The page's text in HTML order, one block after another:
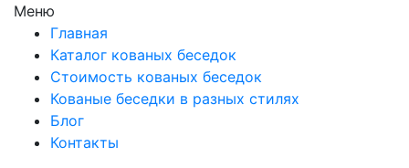
Меню
Главная
Каталог кованых беседок
Стоимость кованых беседок
Кованые беседки в разных стилях
Блог
Контакты